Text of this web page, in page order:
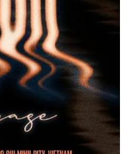
cấp ngày 24.3.2020
Thanh Niên. Cấm sao
sự chấp thuận bằng văn
JSC.